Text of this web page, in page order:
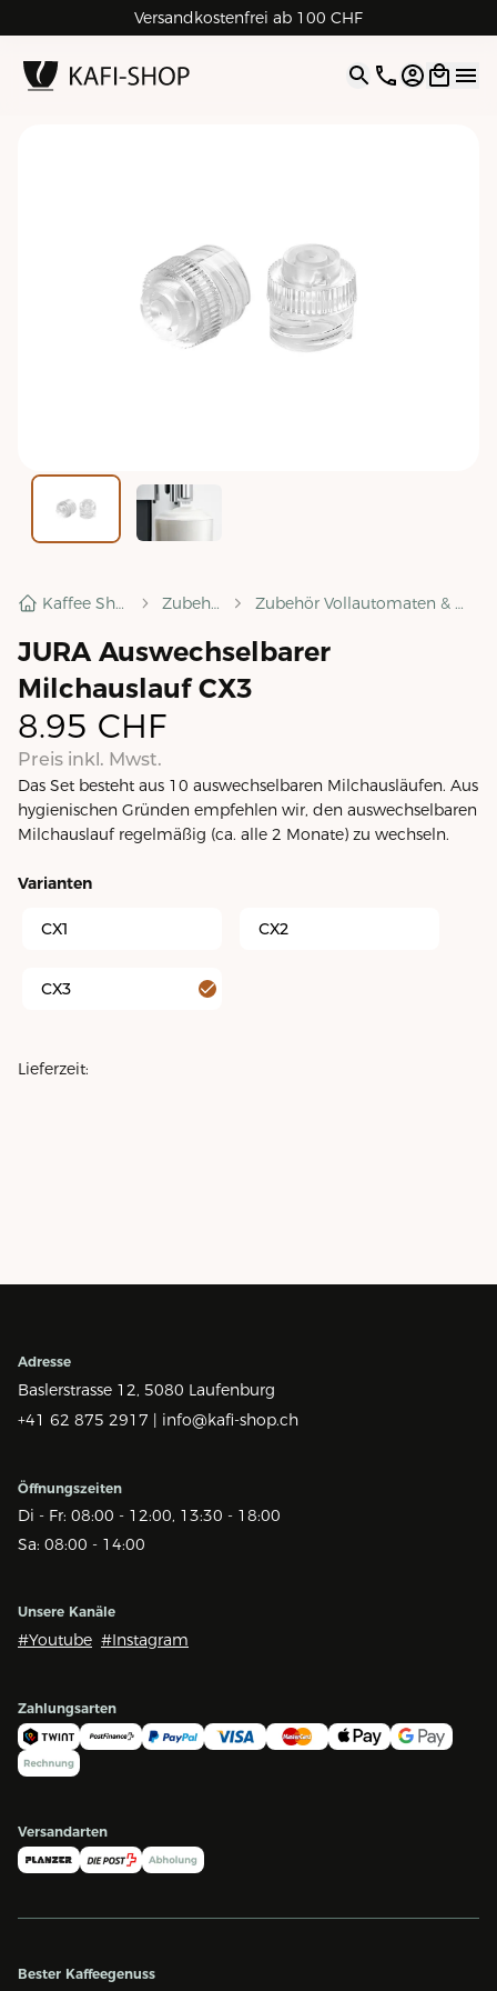
Versandkostenfrei ab 100 CHF
Rechnungskauf für Geschäftskunden
4.9| 5.0 Google
Open
Kaffee Shop Zubehör Zubehör Vollautomaten & mehr
JURA Auswechselbarer
Milchauslauf CX3
8.95 CHF
Preis inkl. Mwst.
Das Set besteht aus 10 auswechselbaren Milchausläufen. Aus
hygienischen Gründen empfehlen wir, den auswechselbaren
Milchauslauf regelmäßig (ca. alle 2 Monate) zu wechseln.
Varianten
CX1 CX2
CX3
Lieferzeit:
Adresse
Baslerstrasse 12, 5080 Laufenburg
+41 62 875 2917 | info@kafi-shop.ch
Öffnungszeiten
Di - Fr: 08:00 - 12:00, 13:30 - 18:00
Sa: 08:00 - 14:00
Unsere Kanäle
#Youtube #Instagram
Zahlungsarten
Versandarten
Bester Kaffeegenuss